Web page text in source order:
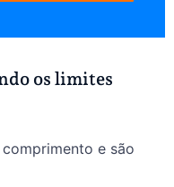
os limites
e são